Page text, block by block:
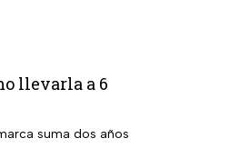
llevarla a 6
suma dos años